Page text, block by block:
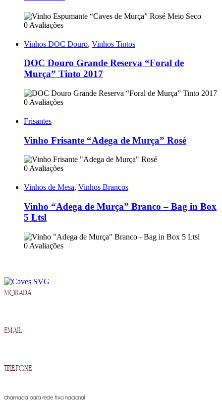
0 Avaliações
Vinhos DOC Douro, Vinhos Tintos
DOC Douro Grande Reserva “Foral de
Murça” Tinto 2017
0 Avaliações
Frisantes
Vinho Frisante “Adega de Murça” Rosé
0 Avaliações
Vinhos de Mesa, Vinhos Brancos
Vinho “Adega de Murça” Branco – Bag in Box
5 Ltsl
0 Avaliações
morada
email
telefone
Chamada para rede fixa nacional